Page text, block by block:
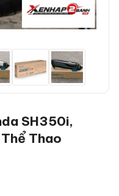
SH350i,
Thao